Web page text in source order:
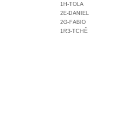
1H-TOLA
2E-DANIEL
2G-FABIO
1R3-TCHÊ